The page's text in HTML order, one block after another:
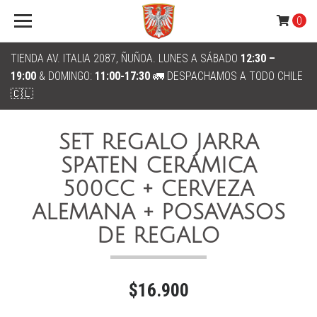
TIENDA AV. ITALIA 2087, ÑUÑOA. LUNES A SÁBADO 12:30 –
19:00 & DOMINGO: 11:00-17:30 🚛 DESPACHAMOS A TODO CHILE
🇨🇱
0
SET REGALO JARRA
SPATEN CERÁMICA
500CC + CERVEZA
ALEMANA + POSAVASOS
DE REGALO
$16.900